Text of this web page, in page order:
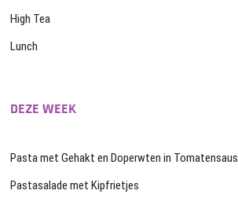
High Tea
Lunch
DEZE WEEK
Pasta met Gehakt en Doperwten in Tomatensaus
Pastasalade met Kipfrietjes